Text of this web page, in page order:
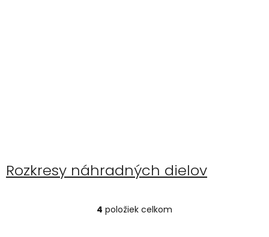
Rozkresy náhradných dielov
O
4 položiek celkom